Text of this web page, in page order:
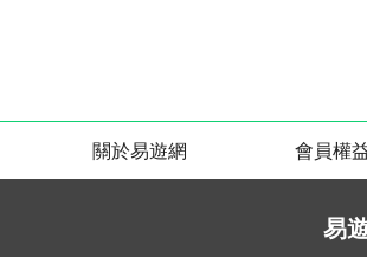
關於易遊網 會員權
易